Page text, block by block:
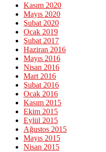
Kasım 2020
Mayıs 2020
Şubat 2020
Ocak 2019
Şubat 2017
Haziran 2016
Mayıs 2016
Nisan 2016
Mart 2016
Şubat 2016
Ocak 2016
Kasım 2015
Ekim 2015
Eylül 2015
Ağustos 2015
Mayıs 2015
Nisan 2015